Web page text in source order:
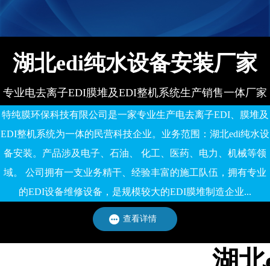
备有限公司
湖北edi纯水设备安装厂家
专业电去离子EDI膜堆及EDI整机系统生产销售一体厂家
特纯膜环保科技有限公司是一家专业生产电去离子EDI、膜堆及
EDI整机系统为一体的民营科技企业。业务范围：湖北edi纯水设
备安装。产品涉及电子、石油、 化工、医药、电力、机械等领
域。 公司拥有一支业务精干、经验丰富的施工队伍，拥有专业
的EDI设备维修设备，是规模较大的EDI膜堆制造企业...
查看详情